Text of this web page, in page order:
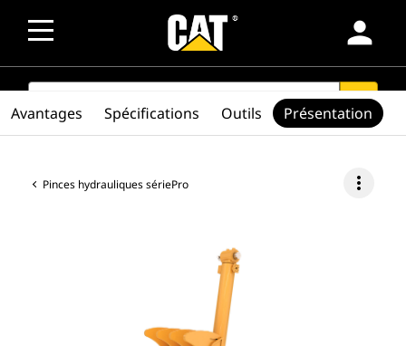
person
SEARCH search
Pinces hydrauliques sériePro more_vert
Avantages Spécifications Outils Présentation